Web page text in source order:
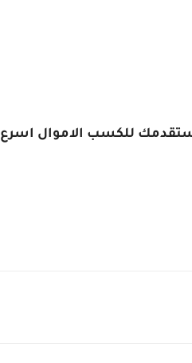
ستقدمك للكسب الاموال اسرع